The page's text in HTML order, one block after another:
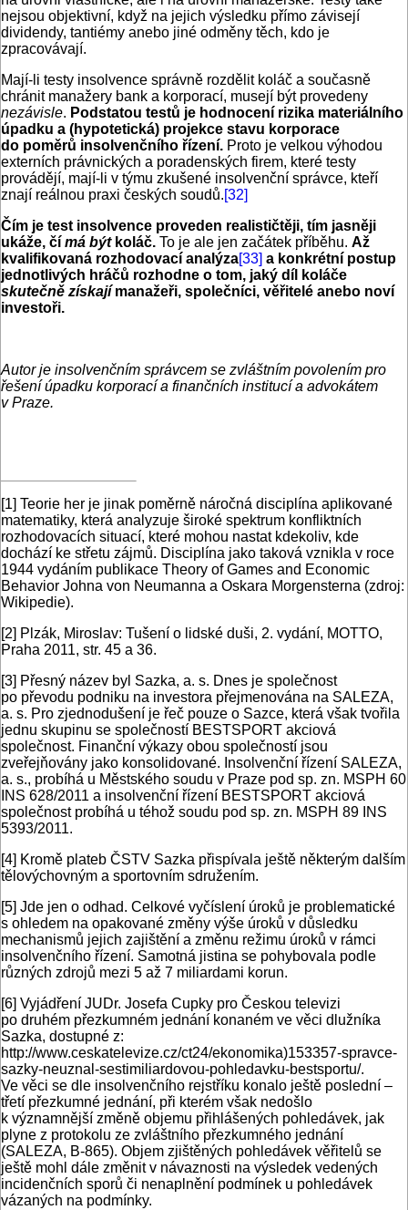
nejsou objektivní, když na jejich výsledku přímo závisejí
dividendy, tantiémy anebo jiné odměny těch, kdo je
zpracovávají.
Mají-li testy insolvence správně rozdělit koláč a současně
chránit manažery bank a korporací, musejí být provedeny
nezávisle. Podstatou testů je hodnocení rizika materiálního
úpadku a (hypotetická) projekce stavu korporace
do poměrů insolvenčního řízení. Proto je velkou výhodou
externích právnických a poradenských firem, které testy
provádějí, mají-li v týmu zkušené insolvenční správce, kteří
znají reálnou praxi českých soudů.[32]
Čím je test insolvence proveden realističtěji, tím jasněji
ukáže, čí má být koláč. To je ale jen začátek příběhu. Až
kvalifikovaná rozhodovací analýza[33] a konkrétní postup
jednotlivých hráčů rozhodne o tom, jaký díl koláče
skutečně získajímanažeři, společníci, věřitelé anebo noví
investoři.
Autor je insolvenčním správcem se zvláštním povolením pro
řešení úpadku korporací a finančních institucí a advokátem
v Praze.
[1] Teorie her je jinak poměrně náročná disciplína aplikované
matematiky, která analyzuje široké spektrum konfliktních
rozhodovacích situací, které mohou nastat kdekoliv, kde
dochází ke střetu zájmů. Disciplína jako taková vznikla v roce
1944 vydáním publikace Theory of Games and Economic
Behavior Johna von Neumanna a Oskara Morgensterna (zdroj:
Wikipedie).
[2] Plzák, Miroslav: Tušení o lidské duši, 2. vydání, MOTTO,
Praha 2011, str. 45 a 36.
[3] Přesný název byl Sazka, a. s. Dnes je společnost
po převodu podniku na investora přejmenována na SALEZA,
a. s. Pro zjednodušení je řeč pouze o Sazce, která však tvořila
jednu skupinu se společností BESTSPORT akciová
společnost. Finanční výkazy obou společností jsou
zveřejňovány jako konsolidované. Insolvenční řízení SALEZA,
a. s., probíhá u Městského soudu v Praze pod sp. zn. MSPH 60
INS 628/2011 a insolvenční řízení BESTSPORT akciová
společnost probíhá u téhož soudu pod sp. zn. MSPH 89 INS
5393/2011.
[4] Kromě plateb ČSTV Sazka přispívala ještě některým dalším
tělovýchovným a sportovním sdružením.
[5] Jde jen o odhad. Celkové vyčíslení úroků je problematické
s ohledem na opakované změny výše úroků v důsledku
mechanismů jejich zajištění a změnu režimu úroků v rámci
insolvenčního řízení. Samotná jistina se pohybovala podle
různých zdrojů mezi 5 až 7 miliardami korun.
[6] Vyjádření JUDr. Josefa Cupky pro Českou televizi
po druhém přezkumném jednání konaném ve věci dlužníka
Sazka, dostupné z:
http://www.ceskatelevize.cz/ct24/ekonomika)153357-spravce-
sazky-neuznal-sestimiliardovou-pohledavku-bestsportu/.
Ve věci se dle insolvenčního rejstříku konalo ještě poslední –
třetí přezkumné jednání, při kterém však nedošlo
k významnější změně objemu přihlášených pohledávek, jak
plyne z protokolu ze zvláštního přezkumného jednání
(SALEZA, B-865). Objem zjištěných pohledávek věřitelů se
ještě mohl dále změnit v návaznosti na výsledek vedených
incidenčních sporů či nenaplnění podmínek u pohledávek
vázaných na podmínky.